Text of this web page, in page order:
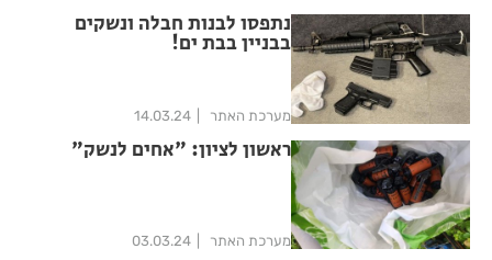
נתפסו לבנות חבלה ונשקים
בבניין בבת ים!
מערכת האתר 14.03.24
ראשון לציון: "אחים לנשק"
מערכת האתר 03.03.24